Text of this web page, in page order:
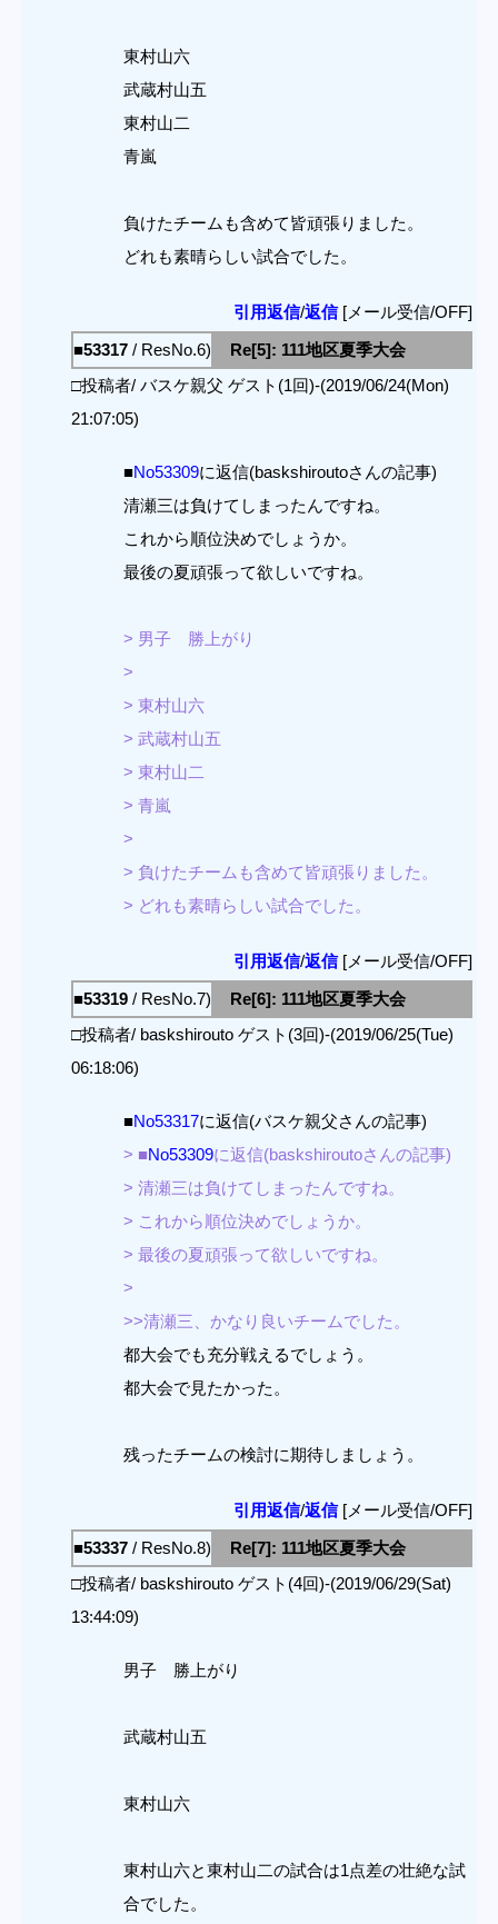
東村山六
武蔵村山五
東村山二
青嵐
負けたチームも含めて皆頑張りました。
どれも素晴らしい試合でした。
引用返信/返信[メール受信/OFF]
■53317 / ResNo.6)
Re[5]: 111地区夏季大会
□投稿者/ バスケ親父 ゲスト(1回)-(2019/06/24(Mon)
21:07:05)
■No53309に返信(baskshiroutoさんの記事)
清瀬三は負けてしまったんですね。
これから順位決めでしょうか。
最後の夏頑張って欲しいですね。
> 男子 勝上がり
>
> 東村山六
> 武蔵村山五
> 東村山二
> 青嵐
>
> 負けたチームも含めて皆頑張りました。
> どれも素晴らしい試合でした。
引用返信/返信[メール受信/OFF]
■53319 / ResNo.7)
Re[6]: 111地区夏季大会
□投稿者/ baskshirouto ゲスト(3回)-(2019/06/25(Tue)
06:18:06)
■No53317に返信(バスケ親父さんの記事)
> ■No53309に返信(baskshiroutoさんの記事)
> 清瀬三は負けてしまったんですね。
> これから順位決めでしょうか。
> 最後の夏頑張って欲しいですね。
>
>>清瀬三、かなり良いチームでした。
都大会でも充分戦えるでしょう。
都大会で見たかった。
残ったチームの検討に期待しましょう。
引用返信/返信[メール受信/OFF]
■53337 / ResNo.8)
Re[7]: 111地区夏季大会
□投稿者/ baskshirouto ゲスト(4回)-(2019/06/29(Sat)
13:44:09)
男子 勝上がり
武蔵村山五
東村山六
東村山六と東村山二の試合は1点差の壮絶な試
合でした。